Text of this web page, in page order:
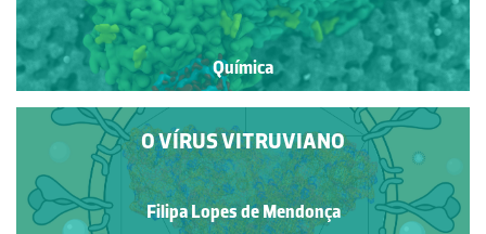
Química
O VÍRUS VITRUVIANO
Filipa Lopes de Mendonça